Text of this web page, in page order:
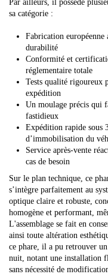
Par ailleurs, il possède
sa catégorie :
Fabrication européenne
durabilité
Conformité et
réglementaire totale
Tests qualité rigoureux
expédition
Un moulage précis qui
fastidieux
Expédition rapide sous
d’immobilisation du
Service après-vente
cas de besoin
Sur le plan technique, ce
s’intègre parfaitement au
optique claire et robuste,
homogène et performant,
L'assemblage se fait en
ainsi toute altération
ce phare, il a pu retrouver
nuit, notant une installation
sans nécessité de